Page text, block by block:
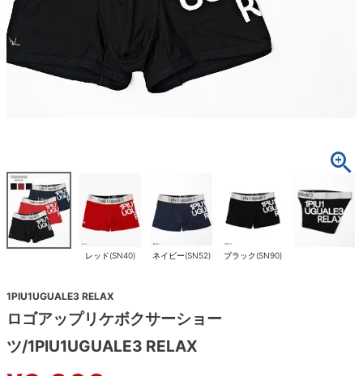
レッド(SN40) ネイビー(SN52) ブラック(SN90)
1PIU1UGUALE3 RELAX
ロゴアップリケボクサーショー
ツ/1PIU1UGUALE3 RELAX